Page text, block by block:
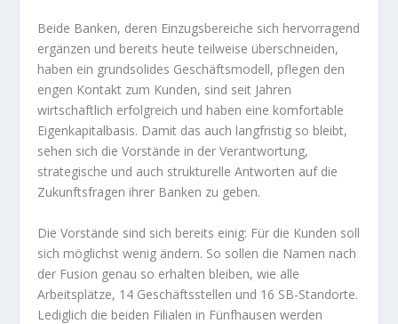
Beide Banken, deren Einzugsbereiche sich hervorragend
ergänzen und bereits heute teilweise überschneiden,
haben ein grundsolides Geschäftsmodell, pflegen den
engen Kontakt zum Kunden, sind seit Jahren
wirtschaftlich erfolgreich und haben eine komfortable
Eigenkapitalbasis. Damit das auch langfristig so bleibt,
sehen sich die Vorstände in der Verantwortung,
strategische und auch strukturelle Antworten auf die
Zukunftsfragen ihrer Banken zu geben.
Die Vorstände sind sich bereits einig: Für die Kunden soll
sich möglichst wenig ändern. So sollen die Namen nach
der Fusion genau so erhalten bleiben, wie alle
Arbeitsplätze, 14 Geschäftsstellen und 16 SB-Standorte.
Lediglich die beiden Filialen in Fünfhausen werden